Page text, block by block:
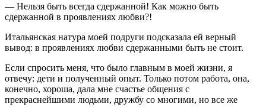
— Нельзя быть всегда сдержанной! Как можно быть
сдержанной в проявлениях любви?!
Итальянская натура моей подруги подсказала ей верный
вывод: в проявлениях любви сдержанными быть не стоит.
Если спросить меня, что было главным в моей жизни, я
отвечу: дети и полученный опыт. Только потом работа, она,
конечно, хороша, дала мне счастье общения с
прекраснейшими людьми, дружбу со многими, но все же